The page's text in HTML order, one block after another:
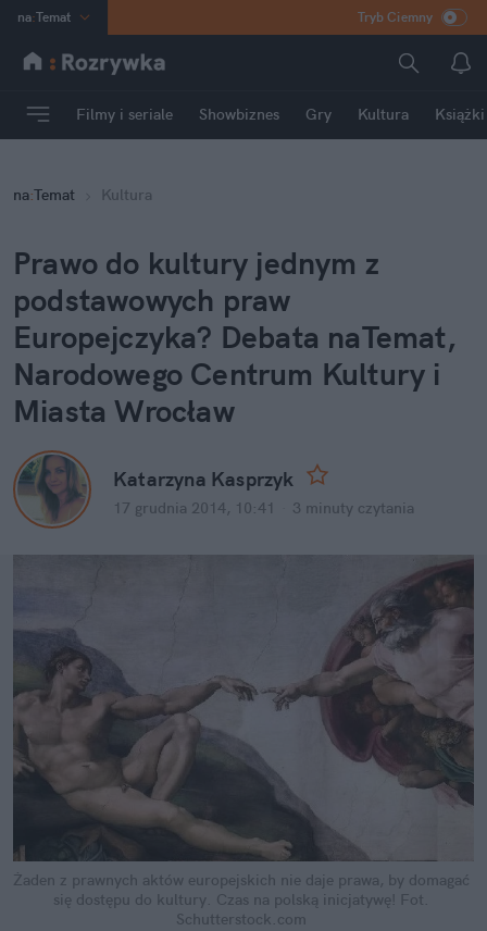
na:Temat
INN Poland
mama
Rozrywka
Tryb Ciemny
Filmy i seriale Showbiznes Gry Kultura Książki
na:Temat Kultura
Prawo do kultury jednym z
podstawowych praw
Europejczyka? Debata naTemat,
Narodowego Centrum Kultury i
Miasta Wrocław
Katarzyna Kasprzyk
17 grudnia 2014, 10:41 3 minuty czytania
Żaden z prawnych aktów europejskich nie daje prawa, by domagać
się dostępu do kultury. Czas na polską inicjatywę! Fot.
Schutterstock.com